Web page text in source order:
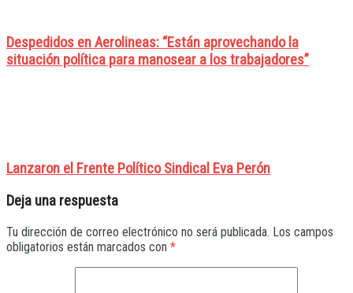
Despedidos en Aerolineas: “Están aprovechando la
situación política para manosear a los trabajadores”
Lanzaron el Frente Político Sindical Eva Perón
Deja una respuesta
Tu dirección de correo electrónico no será publicada. Los campos
obligatorios están marcados con *